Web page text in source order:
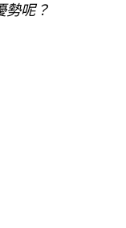
勢呢？